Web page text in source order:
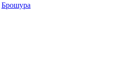
Брошура